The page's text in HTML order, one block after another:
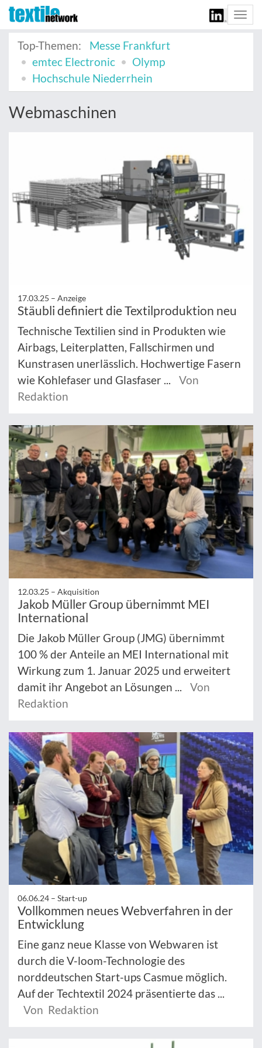
Top-Themen:
Messe Frankfurt
emtec Electronic
Olymp
Hochschule Niederrhein
Webmaschinen
17.03.25 – Anzeige
Stäubli definiert die Textilproduktion neu
Technische Textilien sind in Produkten wie
Airbags, Leiterplatten, Fallschirmen und
Kunstrasen unerlässlich. Hochwertige Fasern
wie Kohlefaser und Glasfaser ...
Von
Redaktion
12.03.25 – Akquisition
Jakob Müller Group übernimmt MEI
International
Die Jakob Müller Group (JMG) übernimmt
100 % der Anteile an MEI International mit
Wirkung zum 1. Januar 2025 und erweitert
damit ihr Angebot an Lösungen ...
Von
Redaktion
06.06.24 – Start-up
Vollkommen neues Webverfahren in der
Entwicklung
Eine ganz neue Klasse von Webwaren ist
durch die V-loom-Technologie des
norddeutschen Start-ups Casmue möglich.
Auf der Techtextil 2024 präsentierte das ...
Von Redaktion